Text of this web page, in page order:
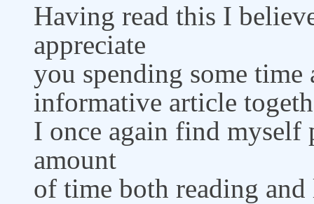
Having read this I
appreciate
you spending some
informative article
I once again find myself
amount
of time both reading